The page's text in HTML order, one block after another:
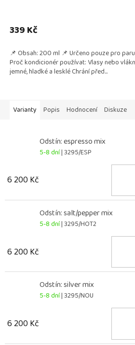
339 Kč
📌 Obsah: 200 ml 📌 Určeno pouze pro
Proč kondicionér používat: Vlasy nebo
jemné, hladké a lesklé Chrání před...
Varianty Popis Hodnocení Diskuze
Odstín: espresso mix
5-8 dní| 3295/ESP
6 200 Kč
Odstín: salt/pepper mix
5-8 dní| 3295/HOT2
6 200 Kč
Odstín: silver mix
5-8 dní| 3295/NOU
6 200 Kč